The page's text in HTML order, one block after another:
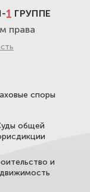
1 ГРУППЕ
права
споры
общей
и